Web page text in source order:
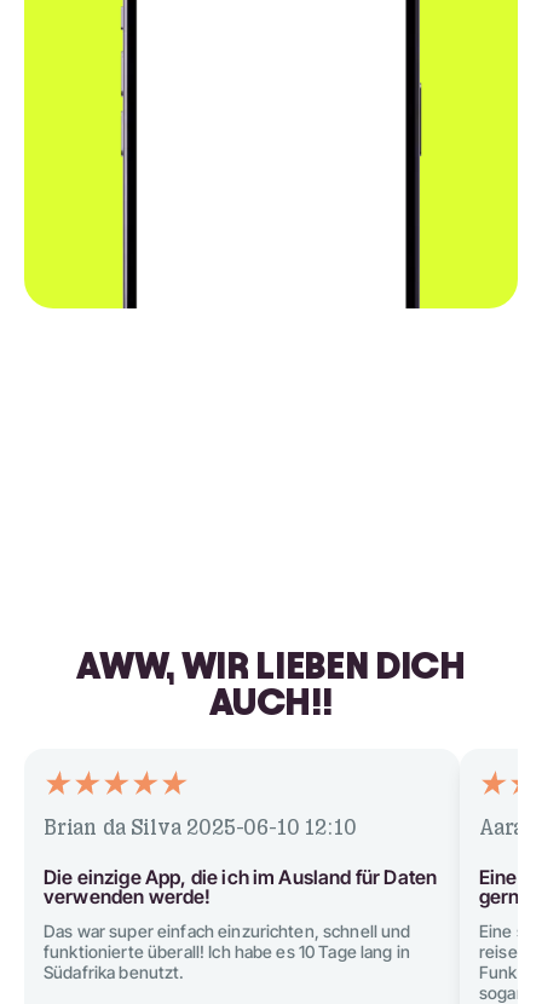
AWW, WIR LIEBEN DICH
AUCH!!
Brian da Silva 2025-06-10 12:10
Die einzige App, die ich im Ausland für Daten
verwenden werde!
Das war super einfach einzurichten, schnell und
funktionierte überall! Ich habe es 10 Tage lang in
Südafrika benutzt.
Aarav
Eine
gerne
Eine so
reisen,
sogar